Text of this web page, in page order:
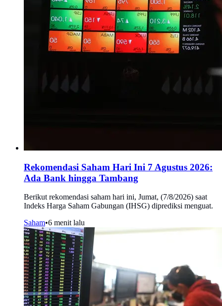
Rekomendasi Saham Hari Ini 7 Agustus 2026:
Ada Bank hingga Tambang
Berikut rekomendasi saham hari ini, Jumat, (7/8/2026) saat
Indeks Harga Saham Gabungan (IHSG) diprediksi menguat.
Saham•6 menit lalu